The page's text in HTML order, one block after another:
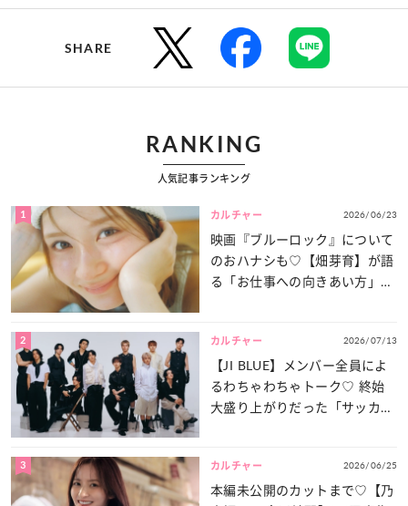
SHARE
RANKING
人気記事ランキング
1 カルチャー 2026/06/23
映画『ブルーロック』について
のおハナシも♡【畑芽育】が語
る「お仕事への向きあい方」と
2 カルチャー 2026/07/13
【JI BLUE】メンバー全員によ
るわちゃわちゃトーク♡ 終始
大盛り上がりだった「サッカー
3 カルチャー 2026/06/25
本編未公開のカットまで♡【乃